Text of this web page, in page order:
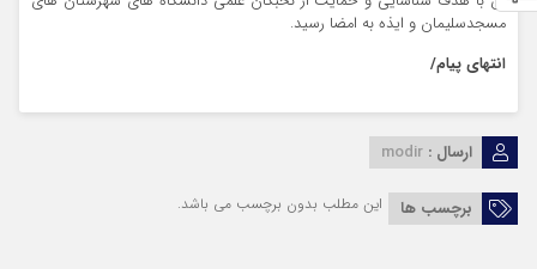
مسجدسلیمان و ایذه به امضا رسید.
انتهای پیام/
ارسال : modir
برچسب ها این مطلب بدون برچسب می باشد.